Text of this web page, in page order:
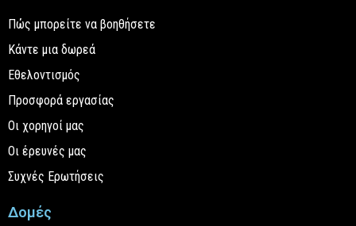
Πώς μπορείτε να βοηθήσετε
Κάντε μια δωρεά
Εθελοντισμός
Προσφορά εργασίας
Οι χορηγοί μας
Οι έρευνές μας
Συχνές Ερωτήσεις
Δομές